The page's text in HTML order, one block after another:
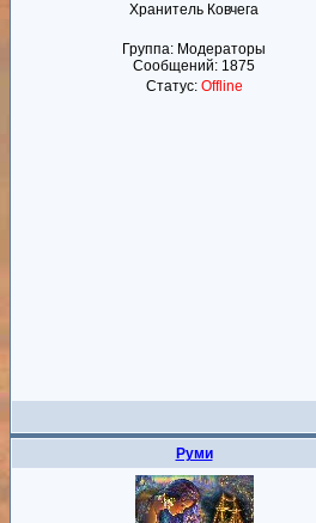
Хранитель Ковчега
Группа: Модераторы
Сообщений: 1875
Статус: Offline
Руми